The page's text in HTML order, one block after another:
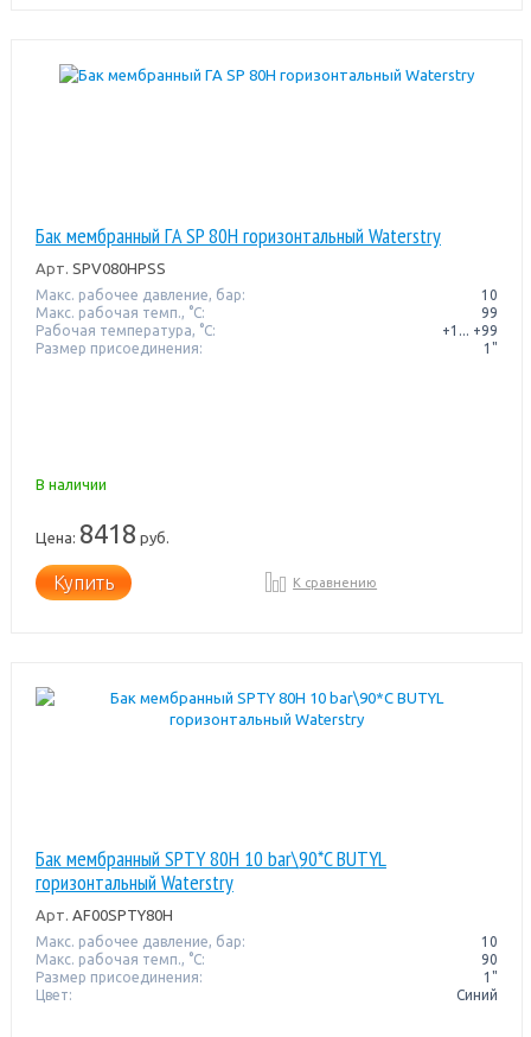
Бак мембранный ГA SP 80H горизонтальный Waterstry
Арт. SPV080HPSS
Макс. рабочее давление, бар:
10
Макс. рабочая темп., °С:
99
Рабочая температура, °C:
+1... +99
Размер присоединения:
1"
В наличии
Цена: 8418 руб.
Купить К сравнению
Бак мембранный SPTY 80H 10 bar\90*C BUTYL
горизонтальный Waterstry
Арт. AF00SPTY80H
Макс. рабочее давление, бар:
10
Макс. рабочая темп., °С:
90
Размер присоединения:
1"
Цвет:
Синий